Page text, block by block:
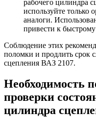
рабочего цилиндра
используйте только
аналоги.
привести к
Соблюдение этих
поломки и продлить срок
сцепления ВАЗ 2107.
Необходимость
проверки
цилиндра